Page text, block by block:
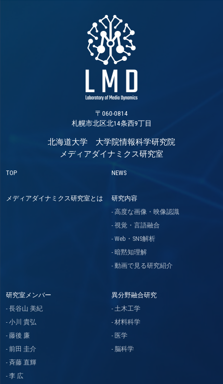
〒060-0814
札幌市北区北14条西9丁目
北海道大学 大学院情報科学研究院
メディアダイナミクス研究室
TOP NEWS
メディアダイナミクス研究室とは
研究内容
高度な画像・映像認識
視覚・言語融合
Web・SNS解析
暗黙知理解
動画で見る研究紹介
研究室メンバー
長谷山 美紀
小川 貴弘
藤後 廉
前田 圭介
斉藤 直輝
李 広
異分野融合研究
土木工学
材料科学
医学
脳科学